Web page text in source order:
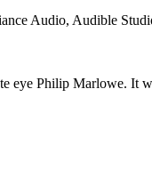
Audio, Audible
Philip Marlowe. It